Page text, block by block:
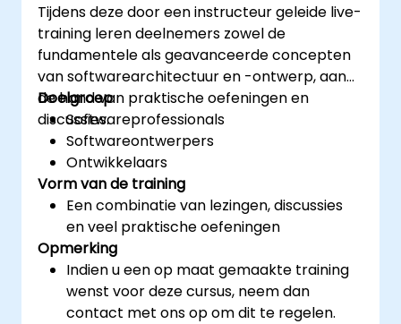
Tijdens deze door een instructeur geleide live-
training leren deelnemers zowel de
fundamentele als geavanceerde concepten
van softwarearchitectuur en -ontwerp, aan
de hand van praktische oefeningen en
discussies.
Doelgroep
Softwareprofessionals
Softwareontwerpers
Ontwikkelaars
Vorm van de training
Een combinatie van lezingen, discussies
en veel praktische oefeningen
Opmerking
Indien u een op maat gemaakte training
wenst voor deze cursus, neem dan
contact met ons op om dit te regelen.